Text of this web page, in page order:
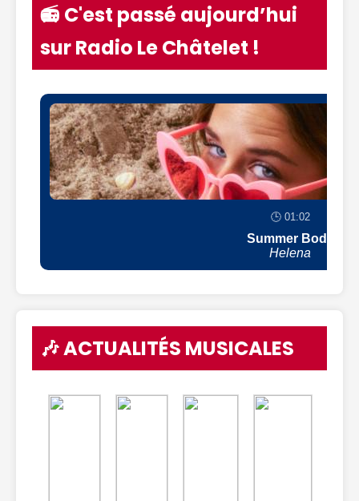
📻 C'est passé aujourd’hui
sur Radio Le Châtelet !
🕒 01:02
Summer Body
Helena
🎶 ACTUALITÉS MUSICALES